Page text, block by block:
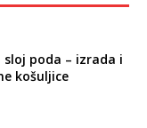
poda – izrada i
košuljice